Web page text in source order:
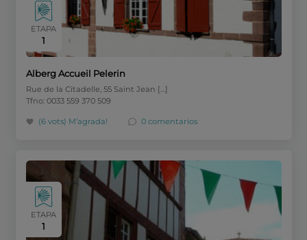
ETAPA
1
Alberg Accueil Pelerin
Rue de la Citadelle, 55 Saint Jean […]
Tfno: 0033 559 370 509
(6 vots) M’agrada! 0 comentarios
ETAPA
1